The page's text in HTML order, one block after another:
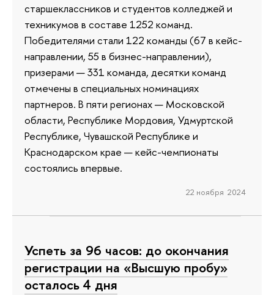
старшеклассников и студентов колледжей и
техникумов в составе 1252 команд.
Победителями стали 122 команды (67 в кейс-
направлении, 55 в бизнес-направлении),
призерами — 331 команда, десятки команд
отмечены в специальных номинациях
партнеров. В пяти регионах — Московской
области, Республике Мордовия, Удмуртской
Республике, Чувашской Республике и
Краснодарском крае — кейс-чемпионаты
состоялись впервые.
22 ноября 2024
Успеть за 96 часов: до окончания
регистрации на «Высшую пробу»
осталось 4 дня